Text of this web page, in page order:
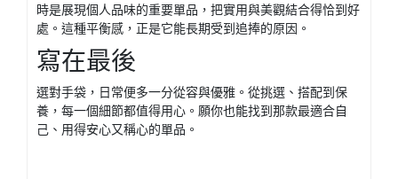
時是展現個人品味的重要單品，把實用與美觀結合得恰到好
處。這種平衡感，正是它能長期受到追捧的原因。
寫在最後
選對手袋，日常便多一分從容與優雅。從挑選、搭配到保
養，每一個細節都值得用心。願你也能找到那款最適合自
己、用得安心又稱心的單品。